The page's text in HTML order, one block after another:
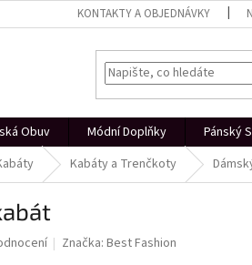
KONTAKTY A OBJEDNÁVKY
Obuv Módní Doplňky Pánský
Kabáty a Trenčkoty
Značka:Best Fashion